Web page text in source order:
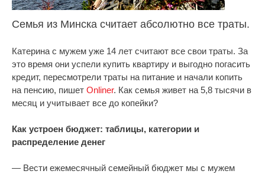
Семья из Минска считает абсолютно все траты.
Катерина с мужем уже 14 лет считают все свои траты. За
это время они успели купить квартиру и выгодно погасить
кредит, пересмотрели траты на питание и начали копить
на пенсию, пишет Onliner. Как семья живет на 5,8 тысячи в
месяц и учитывает все до копейки?
Как устроен бюджет: таблицы, категории и
распределение денег
— Вести ежемесячный семейный бюджет мы с мужем